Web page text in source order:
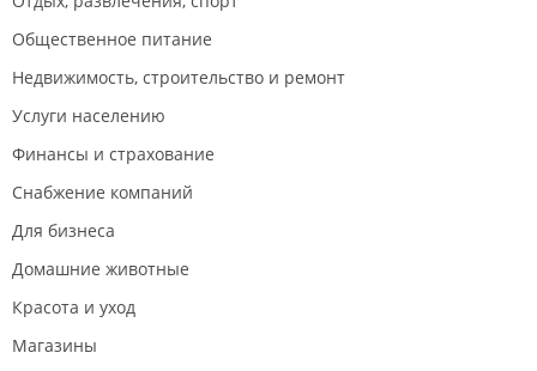
Общественное питание
Недвижимость, строительство и ремонт
Услуги населению
Финансы и страхование
Снабжение компаний
Для бизнеса
Домашние животные
Красота и уход
Магазины